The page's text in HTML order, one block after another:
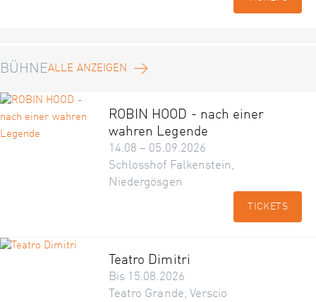
BÜHNEALLE ANZEIGEN
ROBIN HOOD - nach einer
wahren Legende
14.08 – 05.09.2026
Schlosshof Falkenstein,
Niedergösgen
TICKETS
Teatro Dimitri
Bis 15.08.2026
Teatro Grande, Verscio